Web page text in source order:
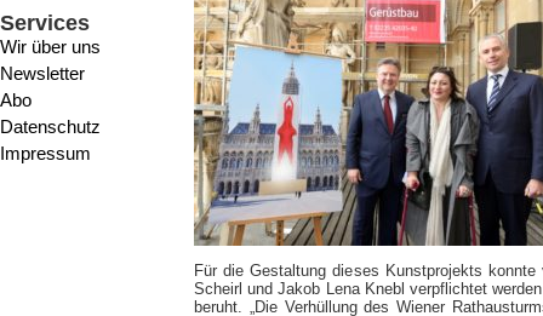
Services
Wir über uns
Newsletter
Abo
Datenschutz
Impressum
Für die Gestaltung dieses Kunstprojekts
Scheirl und Jakob Lena Knebl verpflichtet
beruht. „Die Verhüllung des Wiener